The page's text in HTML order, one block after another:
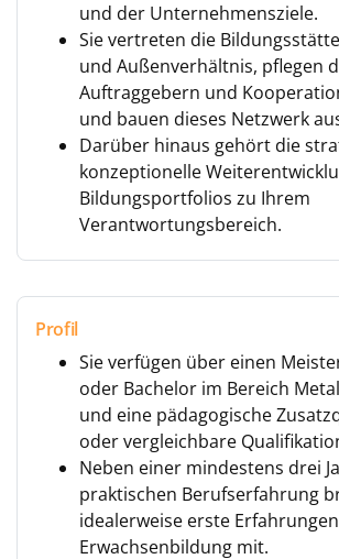
und der Unternehmensziele.
Sie vertreten die
und Außenverhältnis, pflegen
Auftraggebern und
und bauen dieses Netzwerk
Darüber hinaus gehört die
konzeptionelle
Bildungsportfolios zu Ihrem
Verantwortungsbereich.
Profil
Sie verfügen über einen
oder Bachelor im Bereich
und eine pädagogische
oder vergleichbare
Neben einer mindestens drei
praktischen Berufserfahrung
idealerweise erste
Erwachsenbildung mit.